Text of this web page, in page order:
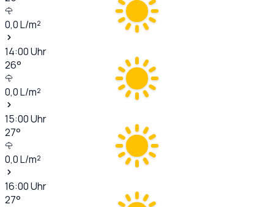
0,0L/m²
14:00Uhr
26°
0,0L/m²
15:00Uhr
27°
0,0L/m²
16:00Uhr
27°